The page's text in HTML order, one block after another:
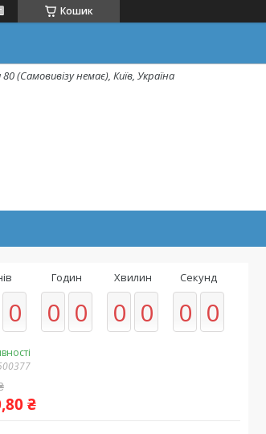
Кошик
(Самовивізу немає), Київ, Україна
0
Годин
0 0
Хвилин
0 0
Секунд
0 0
₴